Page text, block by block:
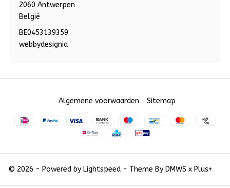
2060 Antwerpen
België
BE0453139359
webbydesignia
© 2026 - Powered by Lightspeed- Theme By DMWS x Plus+
Algemene voorwaarden Sitemap